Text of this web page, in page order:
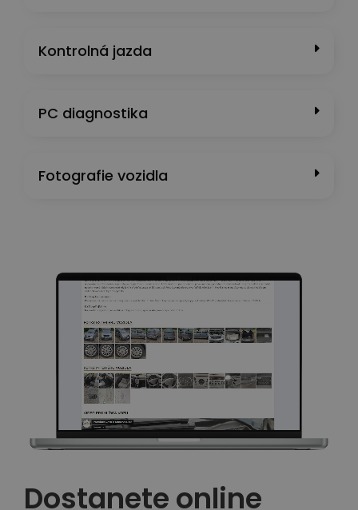
Kontrolná jazda
PC diagnostika
Fotografie vozidla
Dostanete online